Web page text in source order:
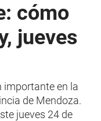
cómo
jueves
importante en la
de Mendoza.
jueves 24 de